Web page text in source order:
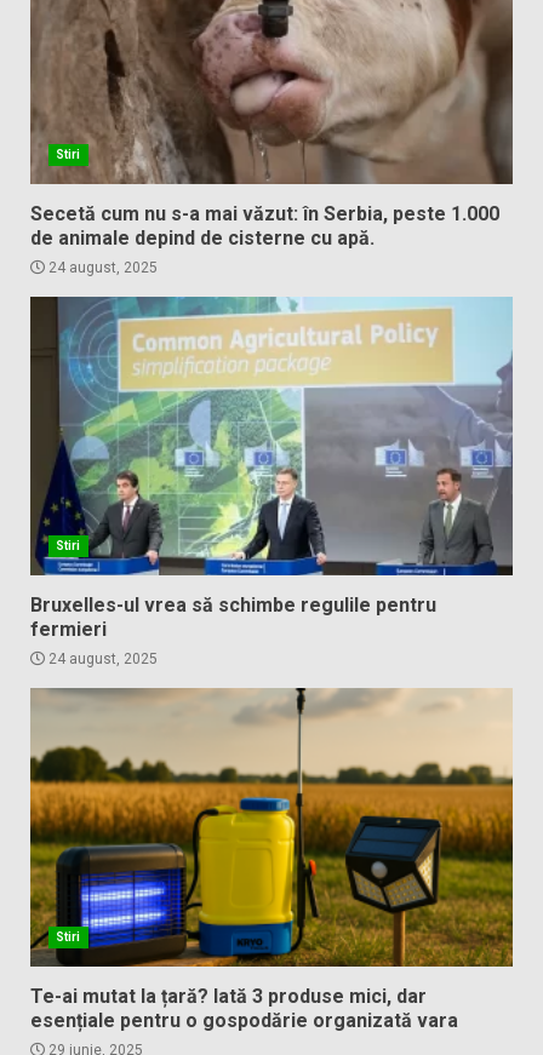
Stiri
Secetă cum nu s-a mai văzut: în Serbia, peste 1.000
de animale depind de cisterne cu apă.
24 august, 2025
Stiri
Bruxelles-ul vrea să schimbe regulile pentru
fermieri
24 august, 2025
Stiri
Te-ai mutat la țară? Iată 3 produse mici, dar
esențiale pentru o gospodărie organizată vara
29 iunie, 2025